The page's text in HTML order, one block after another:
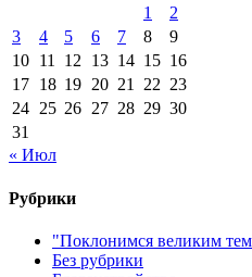
1
2
3
4 5 6 7 8
9
10 11 12 13 14 15 16
17 18 19 20 21 22 23
24 25 26 27 28 29 30
31
« Июл
Рубрики
"Поклонимся великим
Без рубрики